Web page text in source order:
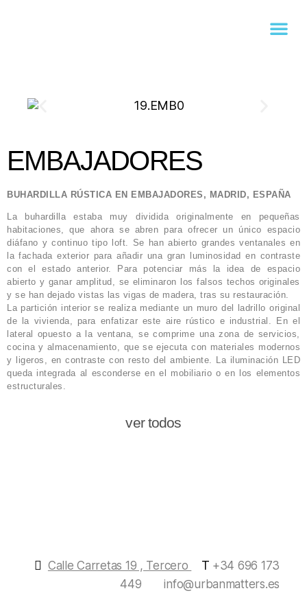
EMBAJADORES
BUHARDILLA RÚSTICA EN EMBAJADORES, MADRID, ESPAÑA
La buhardilla estaba muy dividida originalmente en pequeñas
habitaciones, que ahora se abren para ofrecer un único espacio
diáfano y continuo tipo loft. Se han abierto grandes ventanales en
la fachada exterior para añadir una gran luminosidad en contraste
con el estado anterior. Para potenciar más la idea de espacio
abierto y ganar amplitud, se eliminaron los falsos techos originales
y se han dejado vistas las vigas de madera, tras su restauración.
La partición interior se realiza mediante un muro del ladrillo original
de la vivienda, para enfatizar este aire rústico e industrial. En el
lateral opuesto a la ventana, se comprime una zona de servicios,
cocina y almacenamiento, que se ejecuta con materiales modernos
y ligeros, en contraste con resto del ambiente. La iluminación LED
queda integrada al esconderse en el mobiliario o en los elementos
estructurales.
ver todos
Calle Carretas 19 , Tercero T +34 696 173
449
info@urbanmatters.es